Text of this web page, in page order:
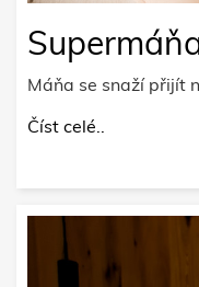
Máňa se snaží přijít
Číst celé..